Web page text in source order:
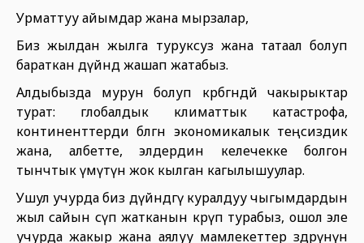
Урматтуу айымдар жана мырзалар,
Биз жылдан жылга туруксуз жана татаал болуп
бараткан дүйнөдө жашап жатабыз.
Алдыбызда мурун болуп көрбөгөндөй чакырыктар
турат: глобалдык климаттык катастрофа,
континенттерди бөлгөн экономикалык теңсиздик
жана, албетте, элдердин келечекке болгон
тынчтык үмүтүн жок кылган кагылышуулар.
Ушул учурда биз дүйнөдөгү куралдуу чыгымдардын
жыл сайын өсүп жатканын көрүп турабыз, ошол эле
учурда жакыр жана аялуу мамлекеттер өздөрүнүн